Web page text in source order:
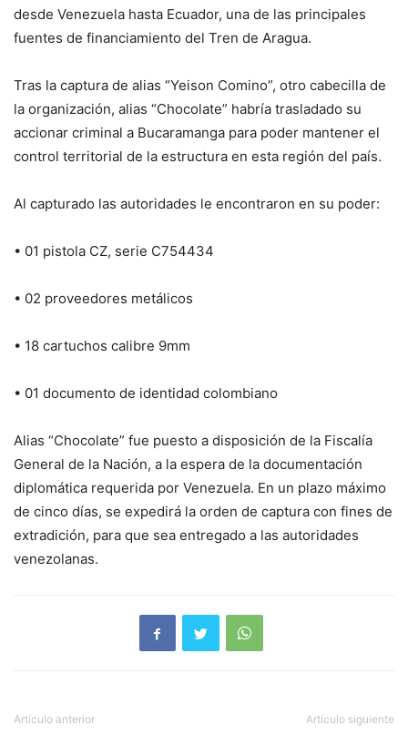
desde Venezuela hasta Ecuador, una de las principales
fuentes de financiamiento del Tren de Aragua.
Tras la captura de alias “Yeison Comino”, otro cabecilla de
la organización, alias “Chocolate” habría trasladado su
accionar criminal a Bucaramanga para poder mantener el
control territorial de la estructura en esta región del país.
Al capturado las autoridades le encontraron en su poder:
• 01 pistola CZ, serie C754434
• 02 proveedores metálicos
• 18 cartuchos calibre 9mm
• 01 documento de identidad colombiano
Alias “Chocolate” fue puesto a disposición de la Fiscalía
General de la Nación, a la espera de la documentación
diplomática requerida por Venezuela. En un plazo máximo
de cinco días, se expedirá la orden de captura con fines de
extradición, para que sea entregado a las autoridades
venezolanas.
Artículo anterior Artículo siguiente